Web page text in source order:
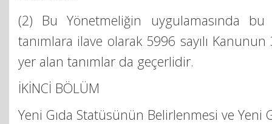
(2) Bu Yönetmeliğin uygulamasında
tanımlara ilave olarak 5996 sayılı
yer alan tanımlar da geçerlidir.
İKİNCİ BÖLÜM
Yeni Gıda Statüsünün Belirlenmesi ve Yeni